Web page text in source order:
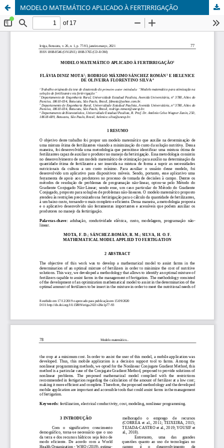
MODELO MATEMÁTICO APLICADO À FERTIRRIGAÇÃO